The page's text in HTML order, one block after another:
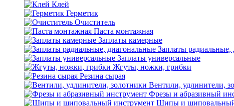
Клей
Герметик
Очиститель
Паста монтажная
Заплаты камерные
Заплаты радиальные,
Заплаты универсальные
Жгуты, ножки, грибки
Резина сырая
Вентили, удлинители,
Фрезы и абразивный
Шипы и